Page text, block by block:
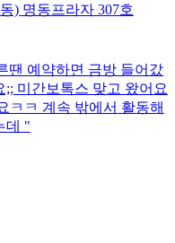
) 명동프라자 307호
땐 예약하면 금방 들어갔
미간보톡스 맞고 왔어요
ㅋㅋ 계속 밖에서 활동해
데 "